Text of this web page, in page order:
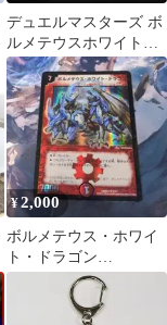
デュエルマスターズ ボ
ルメテウスホワイトド
ラゴン
¥2,000
ボルメテウス・ホワイ
ト・ドラゴン
【f3265】